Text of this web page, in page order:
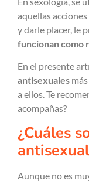
aquellas
y darle placer, le
funcionan como
En el presente
antisexuales
a ellos. Te
acompañas?
¿Cuáles
Aunque no es